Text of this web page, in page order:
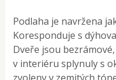
Podlaha je navržena
Koresponduje s
Dveře jsou
v interiéru splynuly s